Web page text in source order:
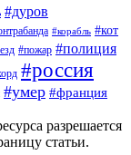
#дуров
#корабль #кот
#пожар #полиция
#россия
#умер #франция
разрешается
статьи.